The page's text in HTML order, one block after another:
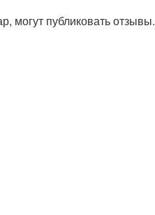
могут публиковать отзывы.